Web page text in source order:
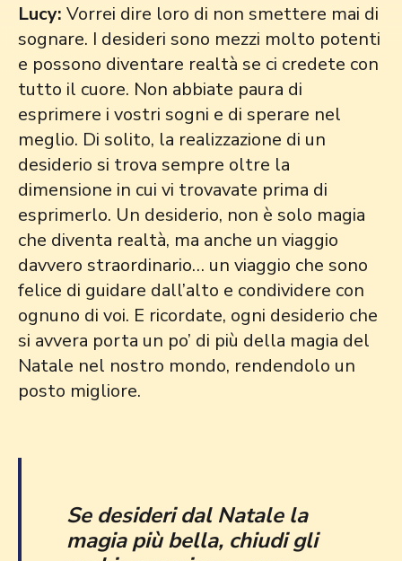
Lucy: Vorrei dire loro di non smettere mai di
sognare. I desideri sono mezzi molto potenti
e possono diventare realtà se ci credete con
tutto il cuore. Non abbiate paura di
esprimere i vostri sogni e di sperare nel
meglio. Di solito, la realizzazione di un
desiderio si trova sempre oltre la
dimensione in cui vi trovavate prima di
esprimerlo. Un desiderio, non è solo magia
che diventa realtà, ma anche un viaggio
davvero straordinario… un viaggio che sono
felice di guidare dall’alto e condividere con
ognuno di voi. E ricordate, ogni desiderio che
si avvera porta un po’ di più della magia del
Natale nel nostro mondo, rendendolo un
posto migliore.
Se desideri dal Natale la
magia più bella, chiudi gli